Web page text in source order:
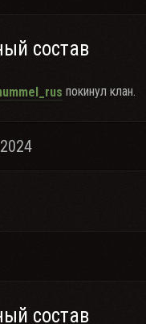
состав
покинул клан.
состав